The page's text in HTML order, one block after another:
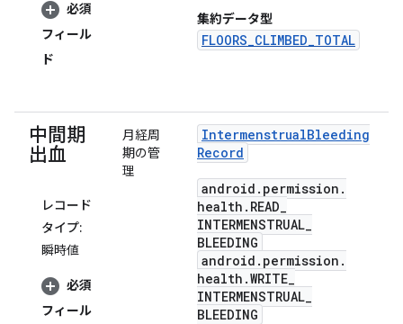
必須
フィール
ド
集約データ型
FLOORS_CLIMBED_TOTAL
中間期
出血
レコード
タイプ:
瞬時値
必須
フィール
月経周
期の管
理
IntermenstrualBleeding
Record
android . permission .
health . READ_
INTERMENSTRUAL_
BLEEDING
android . permission .
health .WRITE_
INTERMENSTRUAL_
BLEEDING